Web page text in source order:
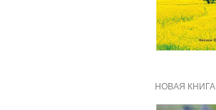
НОВАЯ КНИГА